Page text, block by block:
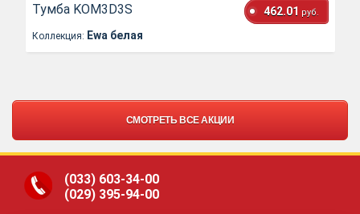
Тумба KOM3D3S 462.01 руб.
Коллекция: Ewa белая
СМОТРЕТЬ ВСЕ АКЦИИ
(033) 603-34-00
(029) 395-94-00